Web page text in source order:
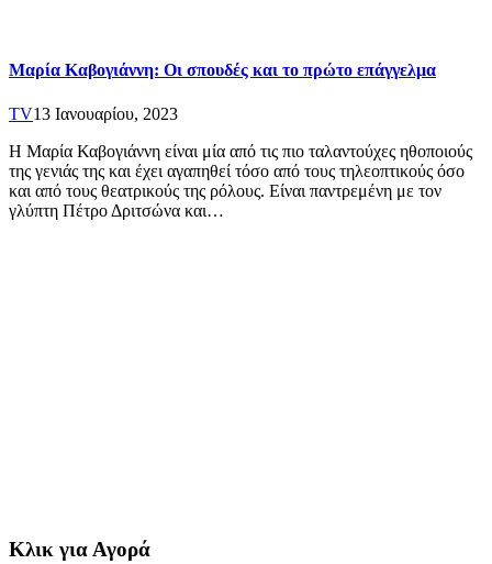
Μαρία Καβογιάννη: Οι σπουδές και το πρώτο επάγγελμα
ΤV13 Ιανουαρίου, 2023
Η Μαρία Καβογιάννη είναι μία από τις πιο ταλαντούχες ηθοποιούς
της γενιάς της και έχει αγαπηθεί τόσο από τους τηλεοπτικούς όσο
και από τους θεατρικούς της ρόλους. Είναι παντρεμένη με τον
γλύπτη Πέτρο Δριτσώνα και…
Κλικ για Αγορά